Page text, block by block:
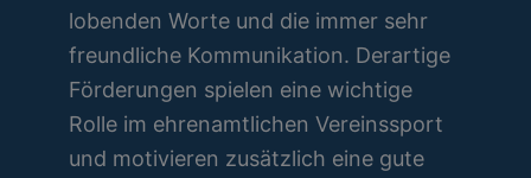
lobenden Worte und die immer sehr
freundliche Kommunikation. Derartige
Förderungen spielen eine wichtige
Rolle im ehrenamtlichen Vereinssport
und motivieren zusätzlich eine gute